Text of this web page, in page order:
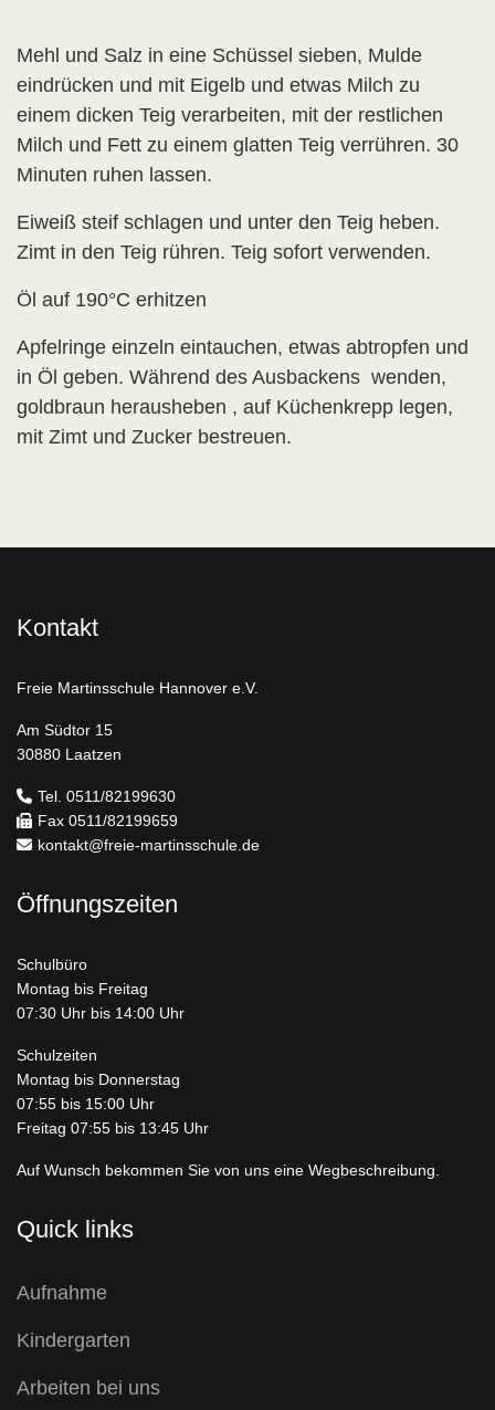
Mehl und Salz in eine Schüssel sieben, Mulde
eindrücken und mit Eigelb und etwas Milch zu
einem dicken Teig verarbeiten, mit der restlichen
Milch und Fett zu einem glatten Teig verrühren. 30
Minuten ruhen lassen.
Eiweiß steif schlagen und unter den Teig heben.
Zimt in den Teig rühren. Teig sofort verwenden.
Öl auf 190°C erhitzen
Apfelringe einzeln eintauchen, etwas abtropfen und
in Öl geben. Während des Ausbackens wenden,
goldbraun herausheben , auf Küchenkrepp legen,
mit Zimt und Zucker bestreuen.
Kontakt
Freie Martinsschule Hannover e.V.
Am Südtor 15
30880 Laatzen
Tel. 0511/82199630
Fax 0511/82199659
kontakt@freie-martinsschule.de
Öffnungszeiten
Schulbüro
Montag bis Freitag
07:30 Uhr bis 14:00 Uhr
Schulzeiten
Montag bis Donnerstag
07:55 bis 15:00 Uhr
Freitag 07:55 bis 13:45 Uhr
Auf Wunsch bekommen Sie von uns eine Wegbeschreibung.
Quick links
Aufnahme
Kindergarten
Arbeiten bei uns